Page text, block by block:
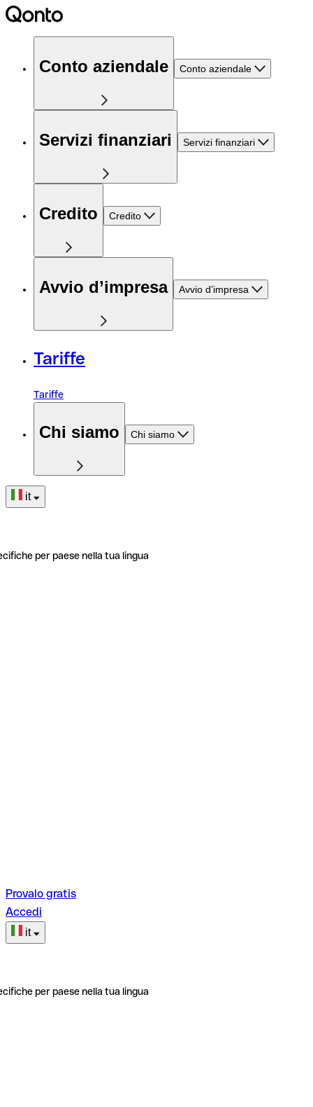
Conto aziendale Conto aziendale
Servizi finanziari Servizi finanziari
Credito Credito
Avvio d’impresa Avvio d’impresa
Tariffe
Tariffe
Chi siamo Chi siamo
it
per paese nella tua lingua
Provalo gratis
Accedi
it
per paese nella tua lingua